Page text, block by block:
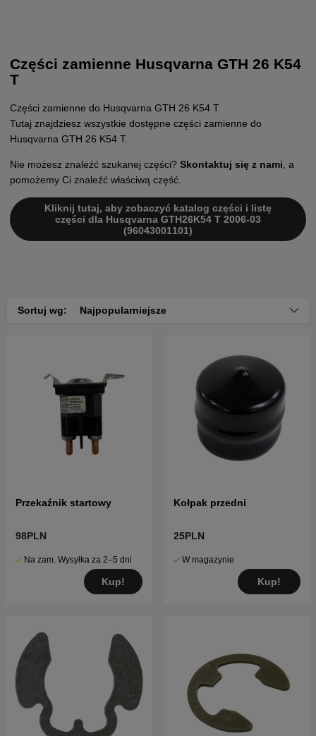
Części zamienne Husqvarna GTH 26 K54
T
Części zamienne do Husqvarna GTH 26 K54 T
Tutaj znajdziesz wszystkie dostępne części zamienne do
Husqvarna GTH 26 K54 T.
Nie możesz znaleźć szukanej części? Skontaktuj się z nami , a
pomożemy Ci znaleźć właściwą część.
Kliknij tutaj, aby zobaczyć katalog części i listę
części dla Husqvarna GTH26K54 T 2006-03
(96043001101)
Sortuj wg: Najpopularniejsze
Przekaźnik startowy
98PLN
Na zam. Wysyłka za 2–5 dni
Kup!
Kołpak przedni
25PLN
W magazynie
Kup!